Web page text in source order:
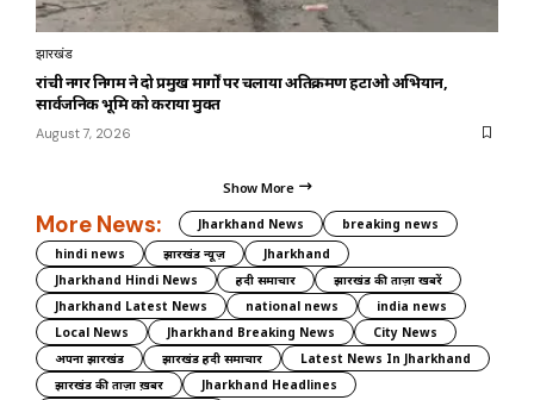
झारखंड
रांची नगर निगम ने दो प्रमुख मार्गों पर चलाया अतिक्रमण हटाओ अभियान,
सार्वजनिक भूमि को कराया मुक्त
August 7, 2026
Show More
More News: Jharkhand News
breaking news
hindi news
झारखंड न्यूज़
Jharkhand
Jharkhand Hindi News
हिंदी समाचार
झारखंड की ताज़ा खबरें
Jharkhand Latest News
national news
india news
Local News
Jharkhand Breaking News
City News
अपना झारखंड
झारखंड हिंदी समाचार
Latest News In Jharkhand
झारखंड की ताज़ा ख़बर
Jharkhand Headlines